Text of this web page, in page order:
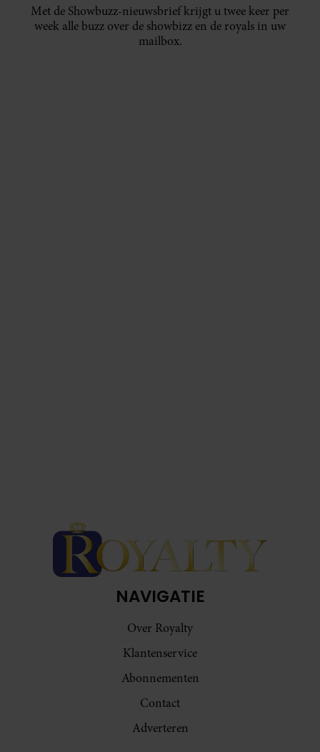
Met de Showbuzz-nieuwsbrief krijgt u twee keer per
week alle buzz over de showbizz en de royals in uw
mailbox.
NAVIGATIE
Over Royalty
Klantenservice
Abonnementen
Contact
Adverteren